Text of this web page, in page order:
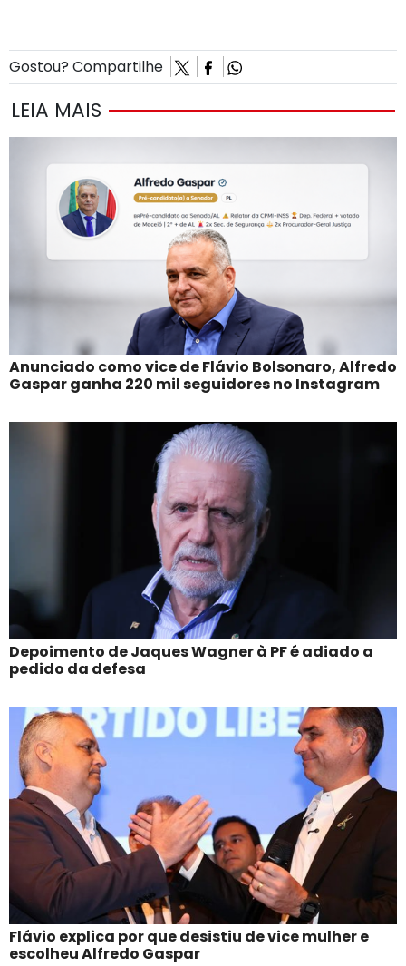
Gostou? Compartilhe
LEIA MAIS
Anunciado como vice de Flávio Bolsonaro, Alfredo
Gaspar ganha 220 mil seguidores no Instagram
Depoimento de Jaques Wagner à PF é adiado a
pedido da defesa
Flávio explica por que desistiu de vice mulher e
escolheu Alfredo Gaspar